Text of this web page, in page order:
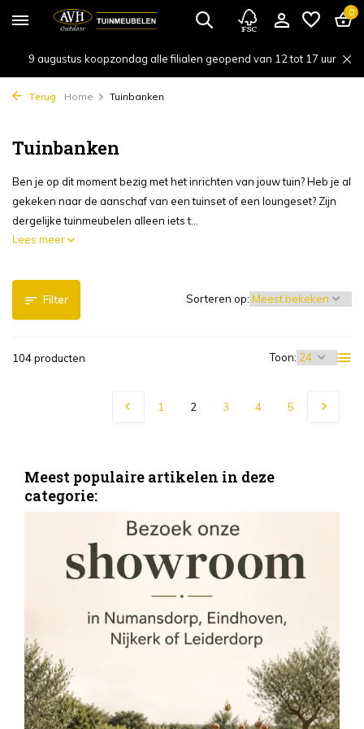
0
9 augustus koopzondag alle filialen geopend van 12 tot 17 uur
Terug Home Tuinbanken
Tuinbanken
Ben je op dit moment bezig met het inrichten van jouw tuin? Heb je al
gekeken naar de aanschaf van een tuinset of een loungeset? Zijn
dergelijke tuinmeubelen alleen iets t...
Lees meer
Filter
104 producten Toon:
Sorteren op:
1 2 3 4 5
Meest populaire artikelen in deze
categorie: